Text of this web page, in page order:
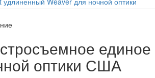
оптики США